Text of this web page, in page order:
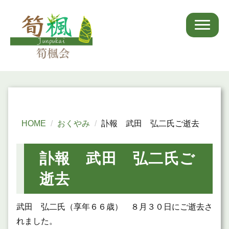
HOME おくやみ 訃報 武田 弘二氏ご逝去
訃報 武田 弘二氏ご
逝去
武田 弘二氏（享年６６歳） ８月３０日にご逝去さ
れました。